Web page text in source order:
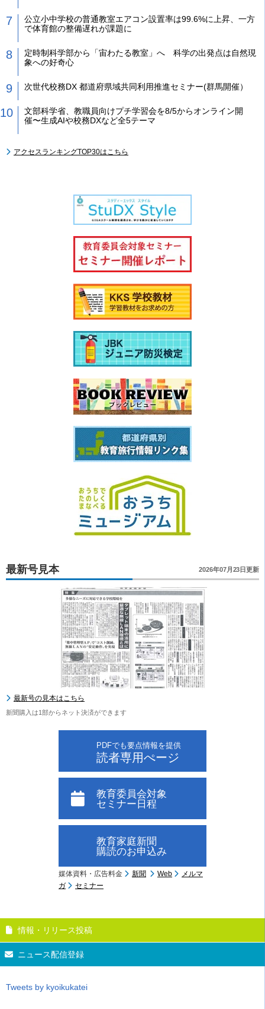
公立小中学校の普通教室エアコン設置率は99.6%に上昇、一方
で体育館の整備遅れが課題に
定時制科学部から「宙わたる教室」へ 科学の出発点は自然現
象への好奇心
次世代校務DX 都道府県域共同利用推進セミナー(群馬開催）
文部科学省、教職員向けプチ学習会を8/5からオンライン開
催〜生成AIや校務DXなど全5テーマ
アクセスランキングTOP30はこちら
最新号見本 2026年07月23日更新
最新号の見本はこちら
新聞購入は1部からネット決済ができます
PDFでも要点情報を提供
読者専用ぺージ
教育委員会対象
セミナー日程
教育家庭新聞
購読のお申込み
媒体資料・広告料金 新聞 Web
メルマ
ガ
セミナー
情報・リリース投稿
ニュース配信登録
Tweets by kyoikukatei